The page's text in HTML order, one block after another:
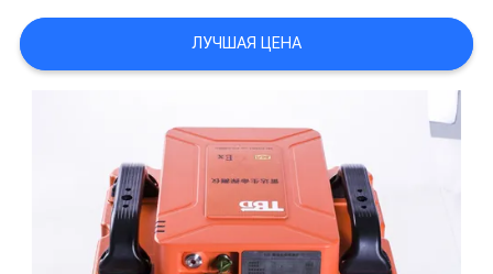
POLICY
ЛУЧШАЯ ЦЕНА